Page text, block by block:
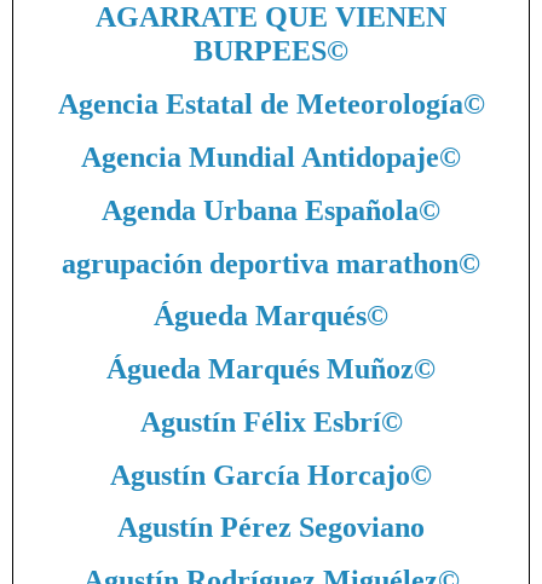
AGARRATE QUE VIENEN
BURPEES©
Agencia Estatal de Meteorología©
Agencia Mundial Antidopaje©
Agenda Urbana Española©
agrupación deportiva marathon©
Águeda Marqués©
Águeda Marqués Muñoz©
Agustín Félix Esbrí©
Agustín García Horcajo©
Agustín Pérez Segoviano